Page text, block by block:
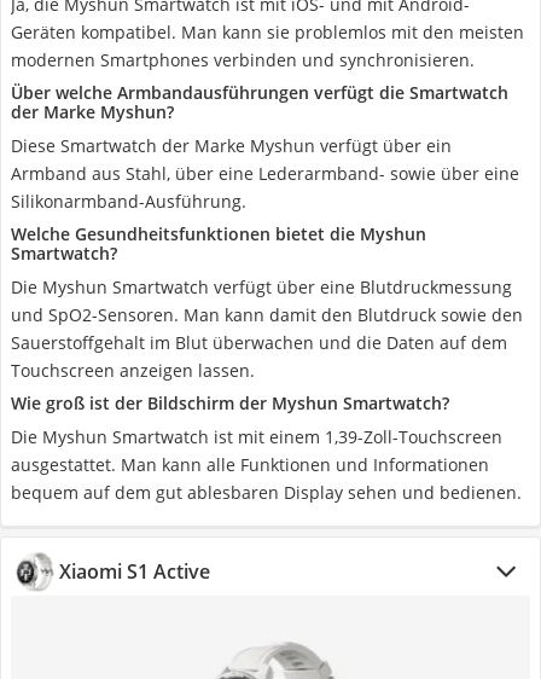
Geräten kompatibel. Man kann sie problemlos mit den meisten
modernen Smartphones verbinden und synchronisieren.
Über welche Armbandausführungen verfügt die Smartwatch
der Marke Myshun?
Diese Smartwatch der Marke Myshun verfügt über ein
Armband aus Stahl, über eine Lederarmband- sowie über eine
Silikonarmband-Ausführung.
Welche Gesundheitsfunktionen bietet die Myshun
Smartwatch?
Die Myshun Smartwatch verfügt über eine Blutdruckmessung
und SpO2-Sensoren. Man kann damit den Blutdruck sowie den
Sauerstoffgehalt im Blut überwachen und die Daten auf dem
Touchscreen anzeigen lassen.
Wie groß ist der Bildschirm der Myshun Smartwatch?
Die Myshun Smartwatch ist mit einem 1,39-Zoll-Touchscreen
ausgestattet. Man kann alle Funktionen und Informationen
bequem auf dem gut ablesbaren Display sehen und bedienen.
Xiaomi S1 Active